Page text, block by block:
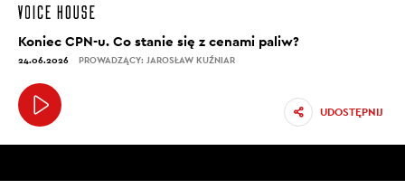
Koniec CPN-u. Co stanie się z cenami paliw?
24.06.2026 PROWADZĄCY: JAROSŁAW KUŹNIAR
UDOSTĘPNIJ